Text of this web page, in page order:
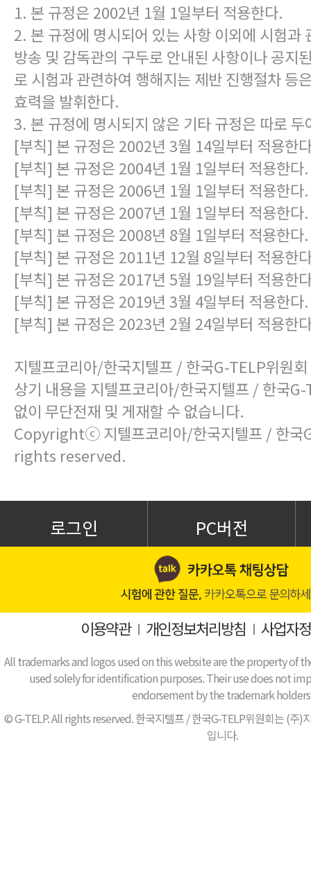
1. 본 규정은 2002년 1월 1일부터 적용한다.
2. 본 규정에 명시되어 있는 사항 이외에 시험과
방송 및 감독관의 구두로 안내된 사항이나 공지
로 시험과 관련하여 행해지는 제반 진행절차 등
효력을 발휘한다.
3. 본 규정에 명시되지 않은 기타 규정은 따로
[부칙] 본 규정은 2002년 3월 14일부터 적용한
[부칙] 본 규정은 2004년 1월 1일부터 적용한다.
[부칙] 본 규정은 2006년 1월 1일부터 적용한다.
[부칙] 본 규정은 2007년 1월 1일부터 적용한다.
[부칙] 본 규정은 2008년 8월 1일부터 적용한다.
[부칙] 본 규정은 2011년 12월 8일부터 적용한
[부칙] 본 규정은 2017년 5월 19일부터 적용한
[부칙] 본 규정은 2019년 3월 4일부터 적용한다.
[부칙] 본 규정은 2023년 2월 24일부터 적용한
지텔프코리아/한국지텔프 / 한국G-TELP위원회
상기 내용을 지텔프코리아/한국지텔프 / 한국
없이 무단전재 및 게재할 수 없습니다.
Copyrightⓒ 지텔프코리아/한국지텔프 / 한국
rights reserved.
로그인 PC버전
이용약관I 개인정보처리방침 I 사업자
All trademarks and logos used on this website are the property of
used solely for identification purposes. Their use does not
endorsement by the trademark
© G-TELP. All rights reserved. 한국지텔프 / 한국G-TELP위원회는 (주)
입니다.